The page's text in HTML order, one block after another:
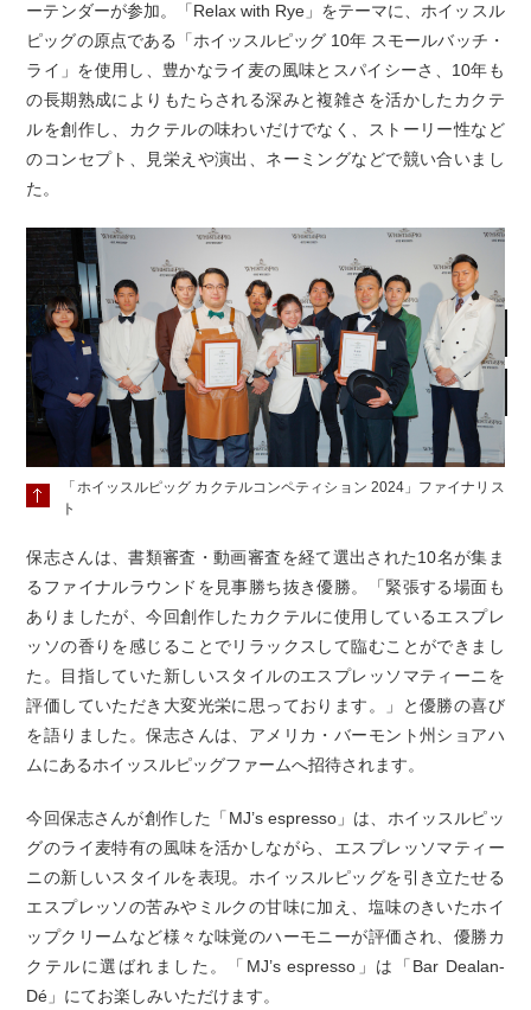
ーテンダーが参加。「Relax with Rye」をテーマに、ホイッスル
ピッグの原点である「ホイッスルピッグ 10年 スモールバッチ・
ライ」を使用し、豊かなライ麦の風味とスパイシーさ、10年も
の長期熟成によりもたらされる深みと複雑さを活かしたカクテ
ルを創作し、カクテルの味わいだけでなく、ストーリー性など
のコンセプト、見栄えや演出、ネーミングなどで競い合いまし
た。
「ホイッスルピッグ カクテルコンペティション 2024」ファイナリス
ト
保志さんは、書類審査・動画審査を経て選出された10名が集ま
るファイナルラウンドを見事勝ち抜き優勝。「緊張する場面も
ありましたが、今回創作したカクテルに使用しているエスプレ
ッソの香りを感じることでリラックスして臨むことができまし
た。目指していた新しいスタイルのエスプレッソマティーニを
評価していただき大変光栄に思っております。」と優勝の喜び
を語りました。保志さんは、アメリカ・バーモント州ショアハ
ムにあるホイッスルピッグファームへ招待されます。
今回保志さんが創作した「MJ’s espresso」は、ホイッスルピッ
グのライ麦特有の風味を活かしながら、エスプレッソマティー
ニの新しいスタイルを表現。ホイッスルピッグを引き立たせる
エスプレッソの苦みやミルクの甘味に加え、塩味のきいたホイ
ップクリームなど様々な味覚のハーモニーが評価され、優勝カ
クテルに選ばれました。「MJ’s espresso」は「Bar Dealan-
Dé」にてお楽しみいただけます。